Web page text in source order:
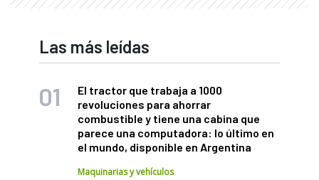
Las más leídas
El tractor que trabaja a 1000
revoluciones para ahorrar
combustible y tiene una cabina que
parece una computadora: lo último en
el mundo, disponible en Argentina
Maquinarias y vehículos